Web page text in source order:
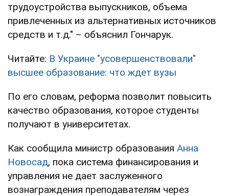
трудоустройства выпускников, объема
привлеченных из альтернативных источников
средств и т.д." – объяснил Гончарук.
Читайте: В Украине "усовершенствовали"
высшее образование: что ждет вузы
По его словам, реформа позволит повысить
качество образования, которое студенты
получают в университетах.
Как сообщила министр образования Анна
Новосад, пока система финансирования и
управления не дает заслуженного
вознаграждения преподавателям через